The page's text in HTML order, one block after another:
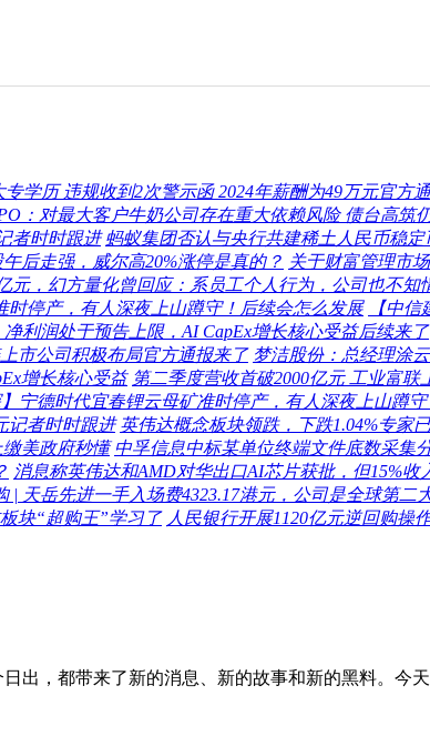
学历 违规收到2次警示函 2024年薪酬为49万元官方
：对最大客户牛奶公司存在重大依赖风险 债台高筑
者时时跟进 蚂蚁集团否认与央行共建稀土人民币稳定
后走强，威尔高20%涨停是真的？ 关于财富管理市
元，幻方量化曾回应：系员工个人行为，公司也不知
时停产，有人深夜上山蹲守！后续会怎么发展 【中
利润处于预告上限，AI CapEx增长核心受益后续来了
市公司积极布局官方通报来了 梦洁股份：总经理涂
增长核心受益 第二季度营收首破2000亿元 工业富
】宁德时代宜春锂云母矿准时停产，有人深夜上山蹲
记者时时跟进 英伟达概念板块领跌，下跌1.04%专家
美政府秒懂 中孚信息中标某单位终端文件底数采集
消息称英伟达和AMD对华出口AI芯片获批，但15%收
| 天岳先进一手入场费4323.17港元，公司是全球第二
块“超购王”学习了 人民银行开展1120亿元逆回购操
出，都带来了新的消息、新的故事和新的黑料。今